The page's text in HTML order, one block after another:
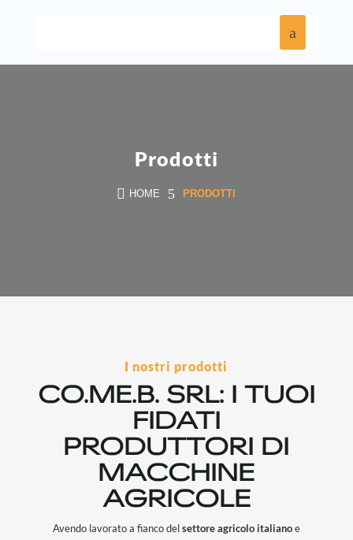
Prodotti
 HOME 5 PRODOTTI
I nostri prodotti
CO.ME.B. SRL: I TUOI
FIDATI
PRODUTTORI DI
MACCHINE
AGRICOLE
Avendo lavorato a fianco delsettore agricolo italianoe